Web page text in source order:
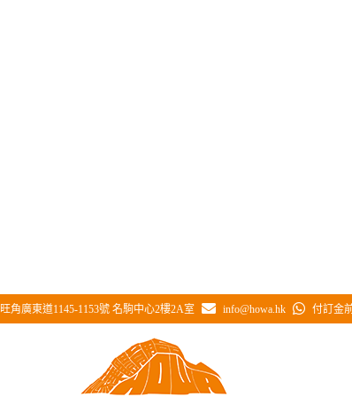
旺角廣東道1145-1153號 名駒中心2樓2A室 info@howa.hk 付訂金